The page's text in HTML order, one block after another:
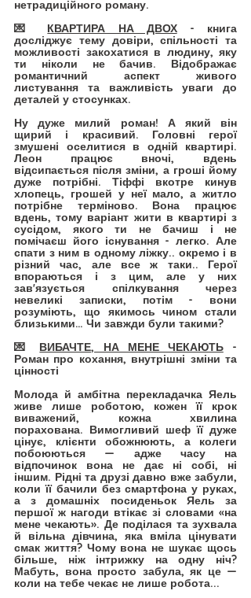
нетрадиційного роману.
💌 КВАРТИРА НА ДВОХ - книга
досліджує тему довіри, спільності та
можливості закохатися в людину, яку
ти ніколи не бачив. Відображає
романтичний аспект живого
листування та важливість уваги до
деталей у стосунках.
Ну дуже милий роман! А який він
щирий і красивий. Головні герої
змушені оселитися в одній квартирі.
Леон працює вночі, вдень
відсипається після зміни, а гроші йому
дуже потрібні. Тіффі вкотре кинув
хлопець, грошей у неї мало, а житло
потрібне терміново. Вона працює
вдень, тому варіант жити в квартирі з
сусідом, якого ти не бачиш і не
помічаєш його існування - легко. Але
спати з ним в одному ліжку.. окремо і в
різний час, але все ж таки.. Герої
впораються і з цим, але у них
зав'язується спілкування через
невеликі записки, потім - вони
розуміють, що якимось чином стали
близькими… Чи завжди були такими?
💌 ВИБАЧТЕ, НА МЕНЕ ЧЕКАЮТЬ -
Роман про кохання, внутрішні зміни та
цінності
Молода й амбітна перекладачка Яель
живе лише роботою, кожен її крок
виважений, кожна хвилина
порахована. Вимогливий шеф її дуже
цінує, клієнти обожнюють, а колеги
побоюються — адже часу на
відпочинок вона не дає ні собі, ні
іншим. Рідні та друзі давно вже забули,
коли її бачили без смартфона у руках,
а з домашніх посиденьок Яель за
першої ж нагоди втікає зі словами «на
мене чекають». Де поділася та зухвала
й вільна дівчина, яка вміла цінувати
смак життя? Чому вона не шукає щось
більше, ніж інтрижку на одну ніч?
Мабуть, вона просто забула, як це —
коли на тебе чекає не лише робота...